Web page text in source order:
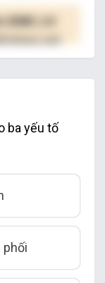
250K )
ba yếu tố
phối